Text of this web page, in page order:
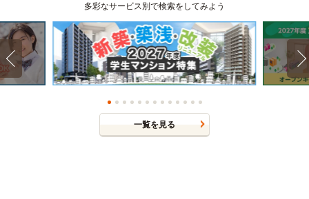
多彩なサービス別で検索をしてみよう
一覧を見る